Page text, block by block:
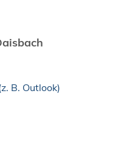
B. Outlook)